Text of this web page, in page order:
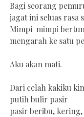
Bagi seorang
jagat ini seluas rasa
Mimpi-mimpi
mengarah ke satu
Aku akan mati.
Dari celah kakiku
putih bulir pasir
pasir beribu,